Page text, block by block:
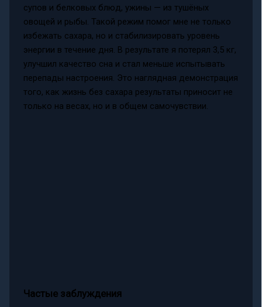
супов и белковых блюд, ужины — из тушёных
овощей и рыбы. Такой режим помог мне не только
избежать сахара, но и стабилизировать уровень
энергии в течение дня. В результате я потерял 3,5 кг,
улучшил качество сна и стал меньше испытывать
перепады настроения. Это наглядная демонстрация
того, как жизнь без сахара результаты приносит не
только на весах, но и в общем самочувствии.
Частые заблуждения